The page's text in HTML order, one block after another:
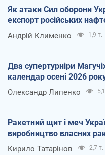
Як атаки Сил оборони
експорт російських
Андрій Клименко 1,9 т.
Два супертурніри
календар осені 2026
Олександр Липенко
Ракетний щит і меч
виробництво власних
Кирило Татарінов 2,7 т.